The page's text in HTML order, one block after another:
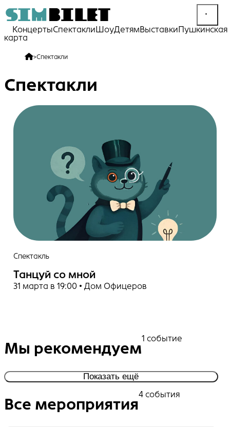
КонцертыСпектакли ШоуДетямВыставкиПушкинская
карта
>Спектакли
Спектакли
Спектакль
Танцуй со мной
31 марта в 19:00 • Дом Офицеров
Мы рекомендуем
1 событие
Показать ещё
Все мероприятия
4 события